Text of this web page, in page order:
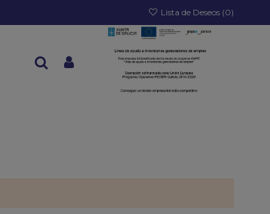
Lista de Deseos (0)